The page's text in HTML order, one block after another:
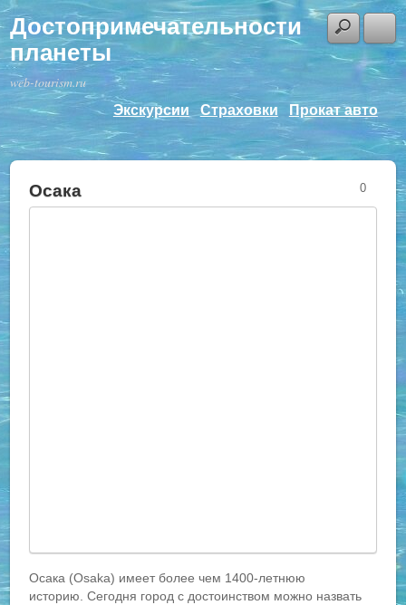
Достопримечательности
планеты
web-tourism.ru
Экскурсии Страховки Прокат авто
Осака
Осака (Osaka) имеет более чем 1400-летнюю
историю. Сегодня город с достоинством можно назвать
0